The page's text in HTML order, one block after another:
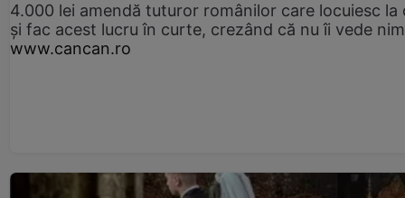
4.000 lei amendă tuturor românilor care locuiesc la
și fac acest lucru în curte, crezând că nu îi vede
www.cancan.ro